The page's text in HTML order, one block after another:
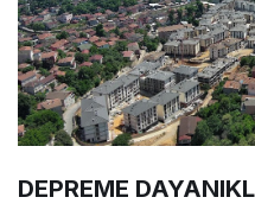
DEPREME